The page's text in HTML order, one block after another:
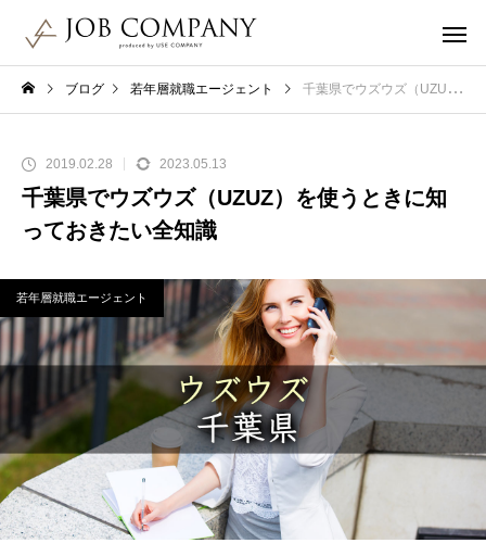
ブログ 若年層就職エージェント 千葉県でウズウズ（UZUZ）を使うときに知っておきたい全知識
2019.02.28 2023.05.13
千葉県でウズウズ（UZUZ）を使うときに知
っておきたい全知識
若年層就職エージェント